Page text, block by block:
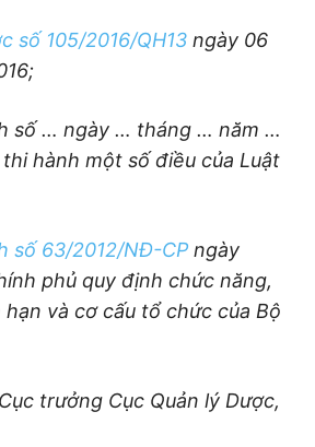
số 105/2016/QH13 ngày 06
số … ngày … tháng … năm …
hành một số điều của Luật
số 63/2012/NĐ-CP ngày
phủ quy định chức năng,
và cơ cấu tổ chức của Bộ
trưởng Cục Quản lý Dược,